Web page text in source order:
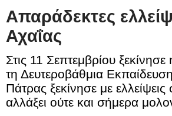
Απαράδεκτες
Αχαΐας
Στις 11 Σεπτεμβρίου
τη Δευτεροβάθμια
Πάτρας ξεκίνησε με
αλλάξει ούτε και σήμερα